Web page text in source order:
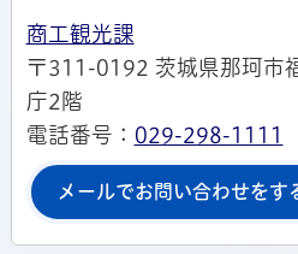
商工観光課
〒311-0192 茨城県那珂市
庁2階
電話番号： 029-298-1111
メールでお問い合わせをす